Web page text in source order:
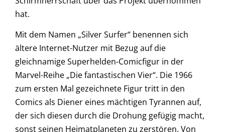
hat.
Mit dem Namen „Silver Surfer“ benennen sich
ältere Internet-Nutzer mit Bezug auf die
gleichnamige Superhelden-Comicfigur in der
Marvel-Reihe „Die fantastischen Vier“. Die 1966
zum ersten Mal gezeichnete Figur tritt in den
Comics als Diener eines mächtigen Tyrannen auf,
der sich diesen durch die Drohung gefügig macht,
sonst seinen Heimatplaneten zu zerstören. Von